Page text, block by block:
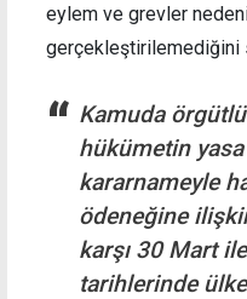
eylem ve grevler
gerçekleştirilemediğini
Kamuda
hükümetin
kararnameyle
ödeneğine
karşı 30 Mart
tarihlerinde